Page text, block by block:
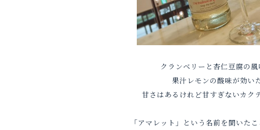
クランベリーと杏仁豆腐の風
果汁レモンの酸味が効い
甘さはあるけれど甘すぎないカク
「アマレット」という名前を聞いた